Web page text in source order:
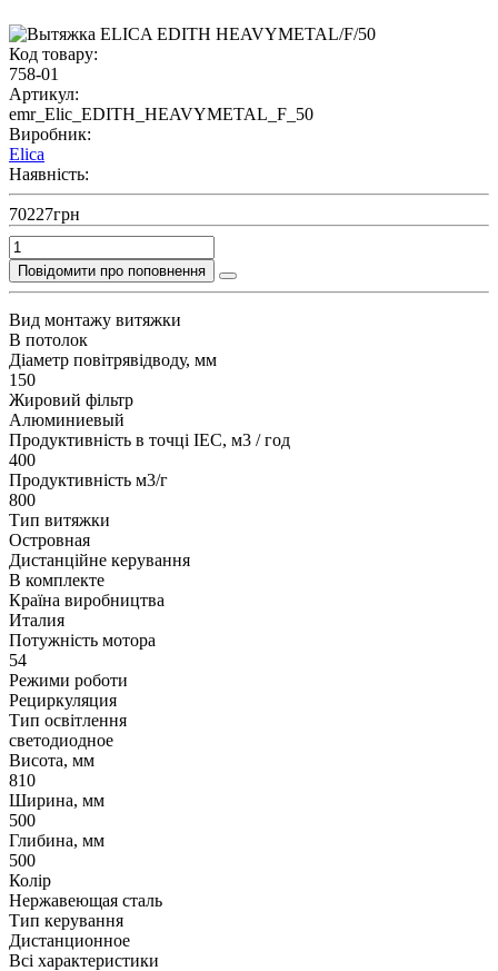
Код товару:
758-01
Артикул:
emr_Elic_EDITH_HEAVYMETAL_F_50
Виробник:
Elica
Наявність:
70227грн
Повідомити про поповнення
Вид монтажу витяжки
В потолок
Діаметр повітрявідводу, мм
150
Жировий фільтр
Алюминиевый
Продуктивність в точці IEC, м3 / год
400
Продуктивність м3/г
800
Тип витяжки
Островная
Дистанційне керування
В комплекте
Країна виробництва
Италия
Потужність мотора
54
Режими роботи
Рециркуляция
Тип освітлення
светодиодное
Висота, мм
810
Ширина, мм
500
Глибина, мм
500
Колір
Нержавеющая сталь
Тип керування
Дистанционное
Всі характеристики